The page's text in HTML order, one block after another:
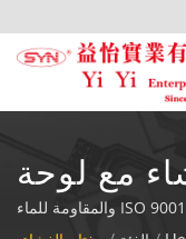
مع لوحة
الجودة
مفاتيح لوحة المفاتيح الغشائية المعتمدة من ISO 9001 والمقاومة للماء
الصعبة والمعدات